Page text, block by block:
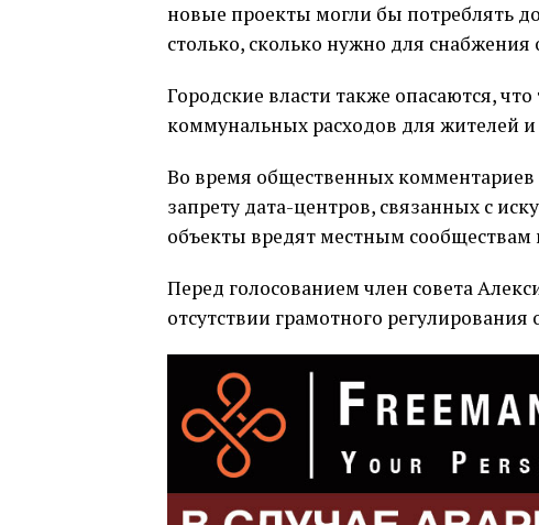
новые проекты могли бы потреблять
столько, сколько нужно для
Городские власти также опасаются,
коммунальных расходов для жителей и
Во время общественных
запрету дата-центров, связанных с
объекты вредят местным
Перед голосованием член совета
отсутствии грамотного